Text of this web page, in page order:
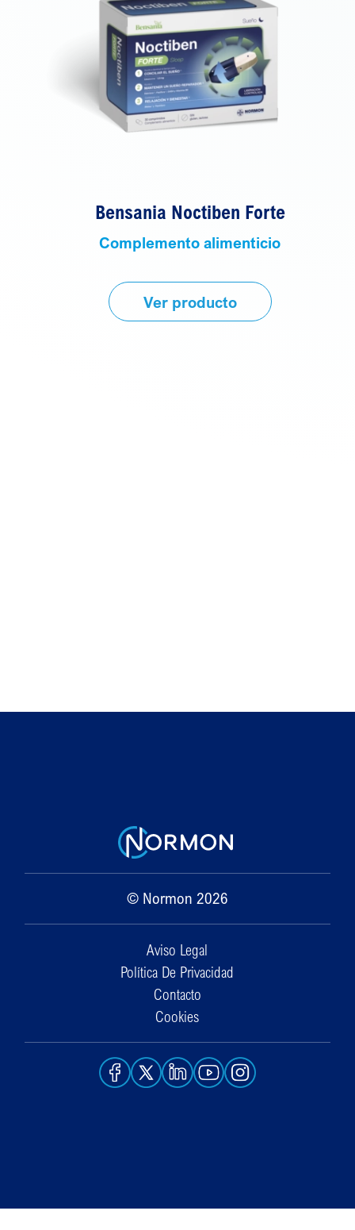
Bensania Noctiben Forte
Complemento alimenticio
Ver producto
© Normon 2026
Aviso Legal
Política De Privacidad
Contacto
Cookies